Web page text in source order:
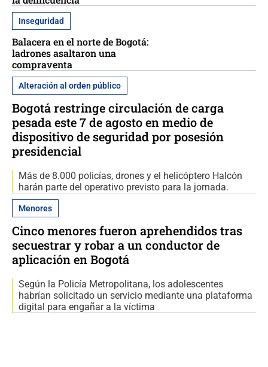
Inseguridad
Balacera en el norte de Bogotá:
ladrones asaltaron una
compraventa
Alteración al orden público
Bogotá restringe circulación de carga
pesada este 7 de agosto en medio de
dispositivo de seguridad por posesión
presidencial
Más de 8.000 policías, drones y el helicóptero Halcón
harán parte del operativo previsto para la jornada.
Menores
Cinco menores fueron aprehendidos tras
secuestrar y robar a un conductor de
aplicación en Bogotá
Según la Policía Metropolitana, los adolescentes
habrían solicitado un servicio mediante una plataforma
digital para engañar a la víctima